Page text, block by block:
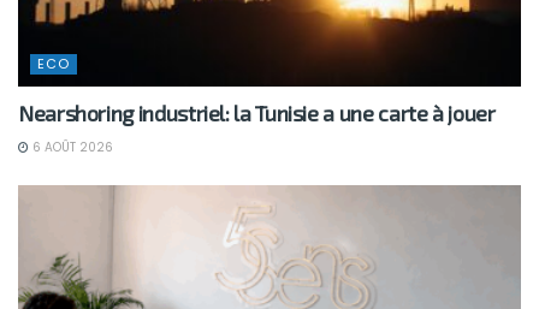
ECO
Nearshoring industriel: la Tunisie a une carte à jouer
6 AOÛT 2026